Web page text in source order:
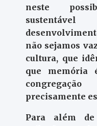
neste
não sejamos
cultura, que
que memória
precisamente
Para além